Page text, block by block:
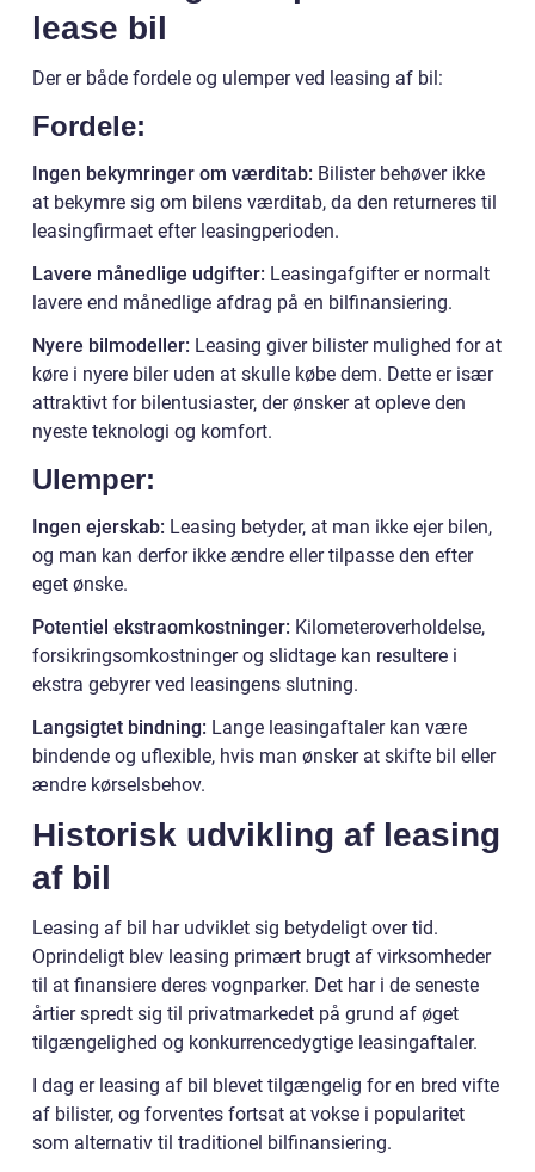
lease bil
Der er både fordele og ulemper ved leasing af bil:
Fordele:
Ingen bekymringer om værditab: Bilister behøver ikke
at bekymre sig om bilens værditab, da den returneres til
leasingfirmaet efter leasingperioden.
Lavere månedlige udgifter: Leasingafgifter er normalt
lavere end månedlige afdrag på en bilfinansiering.
Nyere bilmodeller: Leasing giver bilister mulighed for at
køre i nyere biler uden at skulle købe dem. Dette er især
attraktivt for bilentusiaster, der ønsker at opleve den
nyeste teknologi og komfort.
Ulemper:
Ingen ejerskab: Leasing betyder, at man ikke ejer bilen,
og man kan derfor ikke ændre eller tilpasse den efter
eget ønske.
Potentiel ekstraomkostninger: Kilometeroverholdelse,
forsikringsomkostninger og slidtage kan resultere i
ekstra gebyrer ved leasingens slutning.
Langsigtet bindning: Lange leasingaftaler kan være
bindende og uflexible, hvis man ønsker at skifte bil eller
ændre kørselsbehov.
Historisk udvikling af leasing
af bil
Leasing af bil har udviklet sig betydeligt over tid.
Oprindeligt blev leasing primært brugt af virksomheder
til at finansiere deres vognparker. Det har i de seneste
årtier spredt sig til privatmarkedet på grund af øget
tilgængelighed og konkurrencedygtige leasingaftaler.
I dag er leasing af bil blevet tilgængelig for en bred vifte
af bilister, og forventes fortsat at vokse i popularitet
som alternativ til traditionel bilfinansiering.